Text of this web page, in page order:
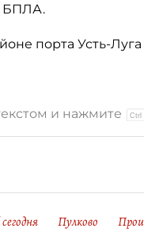
БПЛА.
порта Усть-
и нажмите
Пулково